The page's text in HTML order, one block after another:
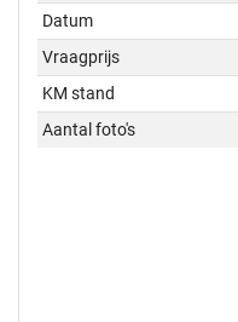
Datum
Vraagprijs
KM stand
Aantal foto's